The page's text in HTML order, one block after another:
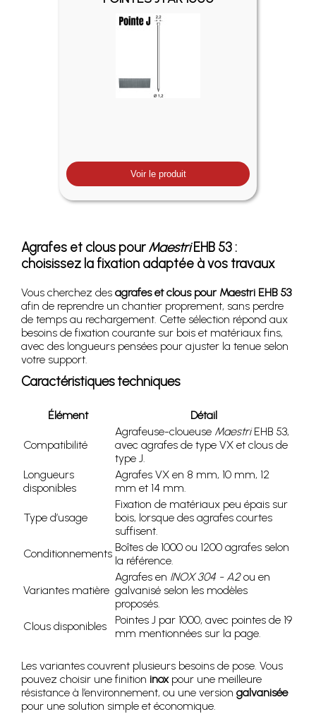
Voir le produit
Agrafes et clous pourMaestriEHB 53 :
choisissez la fixation adaptée à vos travaux
Vous cherchez des agrafes et clous pour Maestri EHB 53
afin de reprendre un chantier proprement, sans perdre
de temps au rechargement. Cette sélection répond aux
besoins de fixation courante sur bois et matériaux fins,
avec des longueurs pensées pour ajuster la tenue selon
votre support.
Caractéristiques techniques
Élément Détail
Compatibilité
Agrafeuse-cloueuse MaestriEHB 53,
avec agrafes de type VX et clous de
type J.
Longueurs
disponibles
Agrafes VX en 8 mm, 10 mm, 12
mm et 14 mm.
Type d’usage
Fixation de matériaux peu épais sur
bois, lorsque des agrafes courtes
suffisent.
Conditionnements Boîtes de 1000 ou 1200 agrafes selon
la référence.
Variantes matière
Agrafes en INOX 304 - A2ou en
galvanisé selon les modèles
proposés.
Clous disponibles
Pointes J par 1000, avec pointes de 19
mm mentionnées sur la page.
Les variantes couvrent plusieurs besoins de pose. Vous
pouvez choisir une finition inoxpour une meilleure
résistance à l’environnement, ou une version galvanisée
pour une solution simple et économique.